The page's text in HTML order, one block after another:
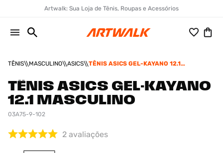
Artwalk: Sua Loja de Tênis, Roupas e Acessórios
TÊNIS MASCULINO ASICS
TÊNIS ASICS GEL-KAYANO 12.1
TÊNIS ASICS GEL-KAYANO
12.1 MASCULINO
03A75-9-102
2 avaliações